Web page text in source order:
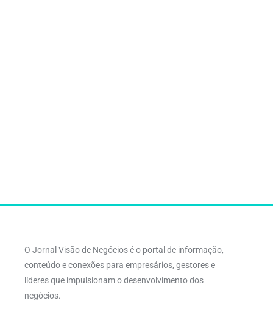
O Jornal Visão de Negócios é o portal de informação,
conteúdo e conexões para empresários, gestores e
líderes que impulsionam o desenvolvimento dos
negócios.